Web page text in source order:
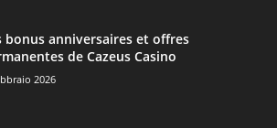
bonus anniversaires et offres
de Cazeus Casino
2026